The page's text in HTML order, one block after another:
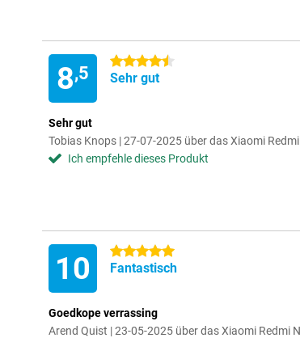
8,5
4.5 Sterne
Sehr gut
Sehr gut
Tobias Knops | 27-07-2025 über das Xiaomi
Ich empfehle dieses Produkt
10 5 Sterne
Fantastisch
Goedkope verrassing
Arend Quist | 23-05-2025 über das Xiaomi Redmi